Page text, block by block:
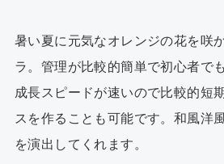
暑い夏に元気なオレンジの花を咲
ラ。管理が比較的簡単で初心者で
成長スピードが速いので比較的短
スを作ることも可能です。和風洋
を演出してくれます。